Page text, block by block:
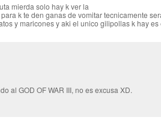
mierda solo hay k ver la
k te den ganas de vomitar tecnicamente
y maricones y aki el unico gilipollas k hay
al GOD OF WAR III, no es excusa XD.